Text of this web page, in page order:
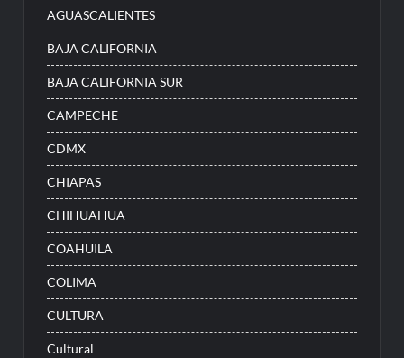
AGUASCALIENTES
BAJA CALIFORNIA
BAJA CALIFORNIA SUR
CAMPECHE
CDMX
CHIAPAS
CHIHUAHUA
COAHUILA
COLIMA
CULTURA
Cultural